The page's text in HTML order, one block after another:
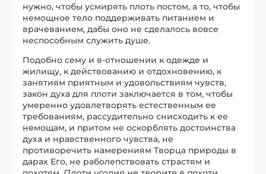
нужно, чтобы усмирять плоть постом, а то, чтобы
немощное тело поддерживать питанием и
врачеванием, дабы оно не сделалось вовсе
неспособным служить душе.
Подобно сему и в-отношении к одежде и
жилищу, к действованию и отдохновению, к
занятиям приятным и удовольствиям чувств,
закон духа для плоти заключается в том, чтобы
умеренно удовлетворять естественным ее
требованиям, рассудительно снисходить к ее
немощам, и притом не оскорблять достоинства
духа и нравственного чувства, не
противоречить намерениям Творца природы в
дарах Его, не раболепствовать страстям и